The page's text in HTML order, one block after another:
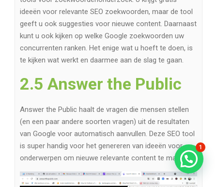
ideeën voor relevante SEO zoekwoorden, maar de tool
geeft u ook suggesties voor nieuwe content. Daarnaast
kunt u ook kijken op welke Google zoekwoorden uw
concurrenten ranken. Het enige wat u hoeft te doen, is
te kijken wat werkt en daarmee aan de slag te gaan.
2.5 Answer the Public
Answer the Public haalt de vragen die mensen stellen
(en een paar andere soorten vragen) uit de resultaten
van Google voor automatisch aanvullen. Deze SEO tool
is super handig voor het genereren van ideeën voor
onderwerpen om nieuwe relevante content te maken.
1